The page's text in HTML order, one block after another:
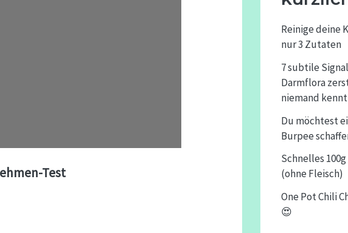
Test
Reinige deine
nur 3 Zutaten
7 subtile
Darmflora
niemand
Du möchtest
Burpee
Schnelles
(ohne Fleisch)
One Pot Chili
😍